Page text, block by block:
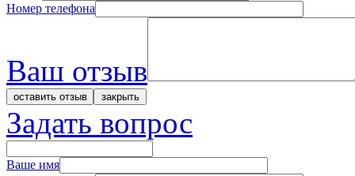
Номер телефона
Ваш отзыв
Задать вопрос
Ваше имя